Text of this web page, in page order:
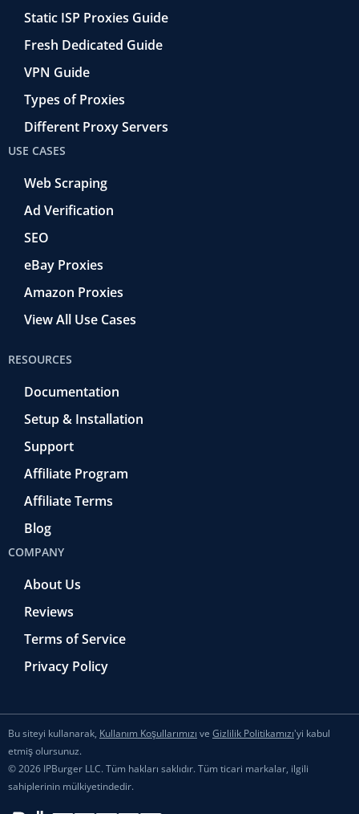
Static ISP Proxies Guide
Fresh Dedicated Guide
VPN Guide
Types of Proxies
Different Proxy Servers
USE CASES
Web Scraping
Ad Verification
SEO
eBay Proxies
Amazon Proxies
View All Use Cases
RESOURCES
Documentation
Setup & Installation
Support
Affiliate Program
Affiliate Terms
Blog
COMPANY
About Us
Reviews
Terms of Service
Privacy Policy
Bu siteyi kullanarak, Kullanım Koşullarımızı ve Gizlilik Politikamızı'yi kabul
etmiş olursunuz.
© 2026 IPBurger LLC. Tüm hakları saklıdır. Tüm ticari markalar, ilgili
sahiplerinin mülkiyetindedir.